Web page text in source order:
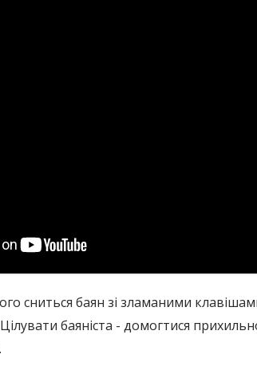
сниться баян зі зламаними
баяніста - домогтися